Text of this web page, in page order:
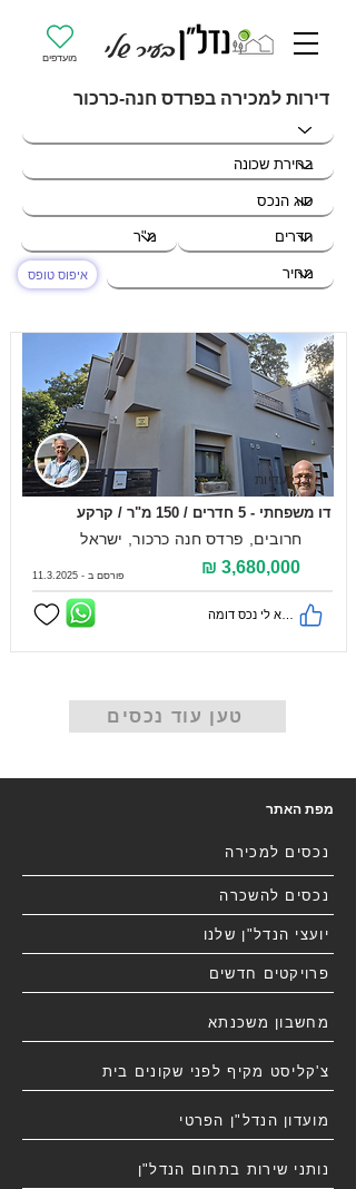
מועדפים
דירות למכירה בפרדס חנה-כרכור
איפוס טופס
בבלעדיות
דו משפחתי - 5 חדרים / 150 מ"ר / קרקע
חרובים, פרדס חנה כרכור, ישראל
3,680,000 ₪ פורסם ב -11.3.2025
מצא לי נכס דומה
טען עוד נכסים
מפת האתר
נכסים למכירה
נכסים להשכרה
יועצי הנדל"ן שלנו
פרויקטים חדשים
מחשבון משכנתא
צ'קליסט מקיף לפני שקונים בית
מועדון הנדל"ן הפרטי
נותני שירות בתחום הנדל"ן